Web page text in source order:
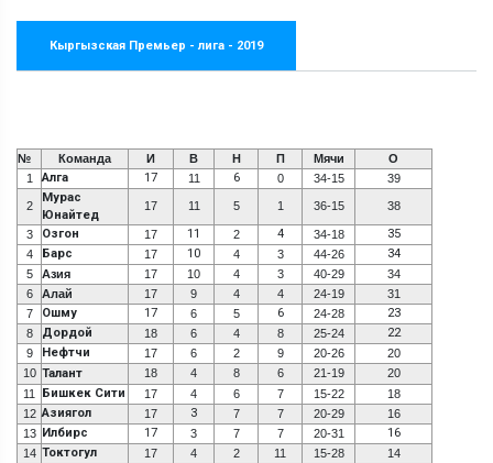
Кыргызская Премьер - лига - 2019
№ Команда И В Н П Мячи
О
1
Алга 17 11 6 0 34-15 39
2
Мурас
Юнайтед
17 11 5 1 36-15 38
3 Озгон 17 11 2 4 34-18 35
4 Барс 17 10 4 3 44-26 34
5 Азия 17 10 4 3 40-29
34
6
Алай 17 9 4 4 24-19
31
7
Ошму 17 6 5 6 24-28 23
8 Дордой 18 6 4 8 25-24 22
9 Нефтчи 17 6 2 9 20-26
20
10 Талант 18 4 8 6 21-19
20
11
Бишкек Сити 17 4 6 7 15-22
18
12 Азиягол 17 3 7 7 20-29
16
13 Илбирс 17 3 7 7 20-31 16
14 Токтогул 17 4 2 11 15-28
14